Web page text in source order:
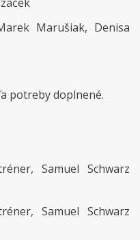
Marušiak, Denisa
potreby doplnené.
Samuel Schwarz
Samuel Schwarz